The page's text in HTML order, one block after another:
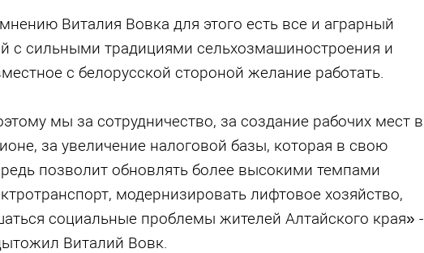
Виталия Вовка для этого есть все и аграрный
с сильными традициями сельхозмашиностроения и
с белорусской стороной желание работать.
мы за сотрудничество, за создание рабочих мест в
за увеличение налоговой базы, которая в свою
позволит обновлять более высокими темпами
модернизировать лифтовое хозяйство,
социальные проблемы жителей Алтайского края» -
Виталий Вовк.